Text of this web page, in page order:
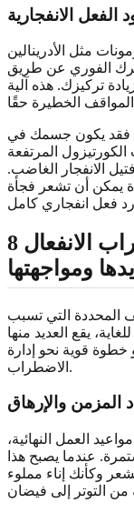
الفعل الانفجارية
مثل الأدرينالين
الفوري عن طريق
تركيزك. هذه آلية
فقد يكون جسمك في
المرتفعة
الانفجار الغاضب.
يمكن أن تشعر فجأة
8 محفزات شائعة لاضطراب الانفعال
ومواجهتها
المحددة التي تسبب
يقع العديد منها
قوية نحو إدارة
الاضطراب.
العمل النهائية،
عندما يصبح هذا
وكأنك إناء مملوء